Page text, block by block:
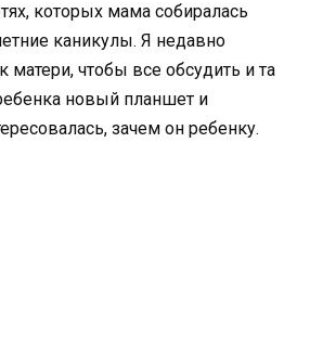
которых мама собиралась
каникулы. Я недавно
матери, чтобы все обсудить и та
новый планшет и
зачем он ребенку.